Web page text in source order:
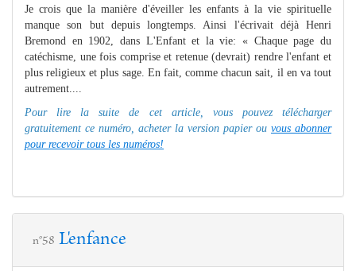
Je crois que la manière d'éveiller les enfants à la vie spirituelle
manque son but depuis longtemps. Ainsi l'écrivait déjà Henri
Bremond en 1902, dans L'Enfant et la vie: « Chaque page du
catéchisme, une fois comprise et retenue (devrait) rendre l'enfant et
plus religieux et plus sage. En fait, comme chacun sait, il en va tout
autrement....
Pour lire la suite de cet article, vous pouvez télécharger
gratuitement ce numéro, acheter la version papier ou vous abonner
pour recevoir tous les numéros!
n°58 L'enfance